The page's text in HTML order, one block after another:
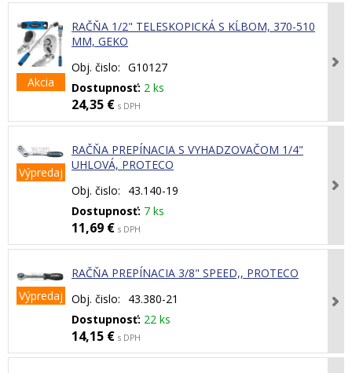
Akcia
RAČŇA 1/2" TELESKOPICKÁ S KĹBOM, 370-510
MM, GEKO
Obj. čislo: G10127
Dostupnosť: 2 ks
24,35 € s DPH
Výpredaj
RAČŇA PREPÍNACIA S VYHADZOVAČOM 1/4"
UHLOVÁ, PROTECO
Obj. čislo:
43.140-19
Dostupnosť: 7 ks
11,69 € s DPH
Výpredaj
RAČŇA PREPÍNACIA 3/8" SPEED,, PROTECO
Obj. čislo:
43.380-21
Dostupnosť: 22 ks
14,15 € s DPH